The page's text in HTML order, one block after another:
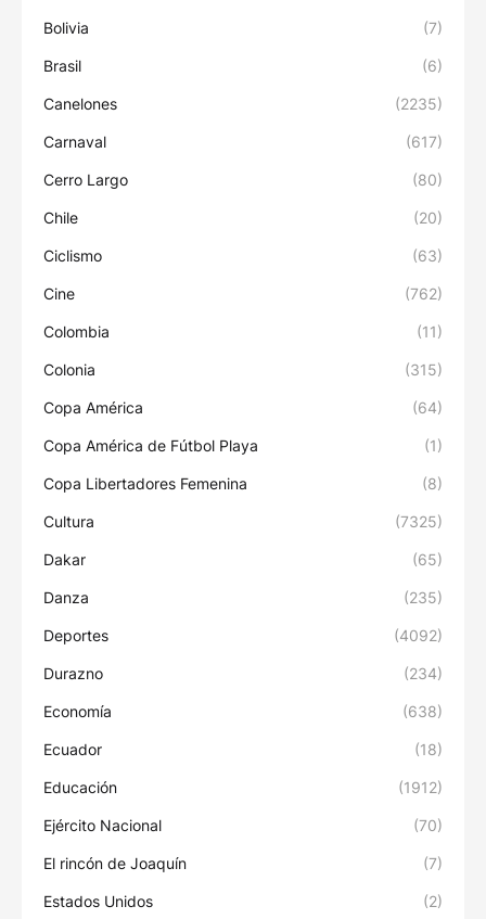
Bolivia (7)
Brasil (6)
Canelones (2235)
Carnaval (617)
Cerro Largo (80)
Chile (20)
Ciclismo (63)
Cine (762)
Colombia (11)
Colonia (315)
Copa América (64)
Copa América de Fútbol Playa (1)
Copa Libertadores Femenina (8)
Cultura (7325)
Dakar (65)
Danza (235)
Deportes (4092)
Durazno (234)
Economía (638)
Ecuador (18)
Educación (1912)
Ejército Nacional (70)
El rincón de Joaquín (7)
Estados Unidos (2)